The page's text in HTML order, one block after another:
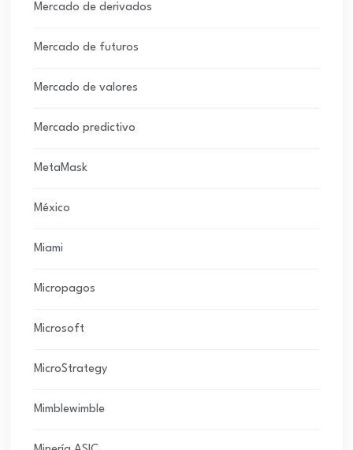
Mercado de derivados
Mercado de futuros
Mercado de valores
Mercado predictivo
MetaMask
México
Miami
Micropagos
Microsoft
MicroStrategy
Mimblewimble